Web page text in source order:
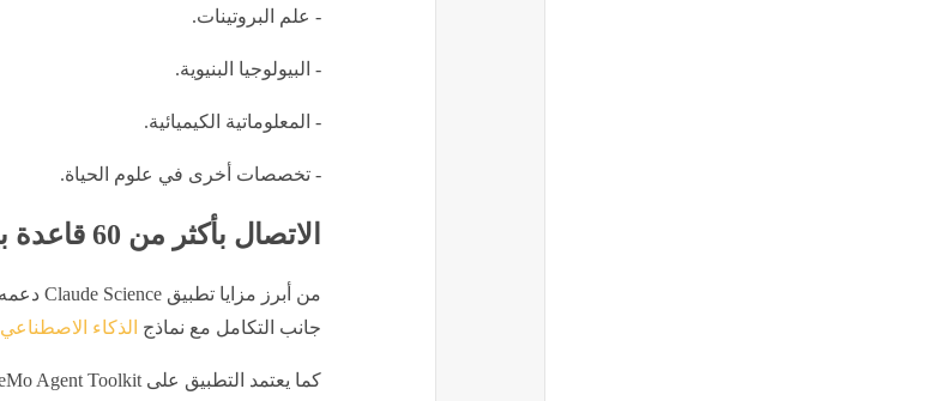
- علم البروتينات.
- البيولوجيا البنيوية.
- المعلوماتية الكيميائية.
- تخصصات أخرى في علوم الحياة.
الاتصال بأكثر من 60 قاعدة بيانات علمية
جانب التكامل مع نماذج الذكاء الاصطناعي